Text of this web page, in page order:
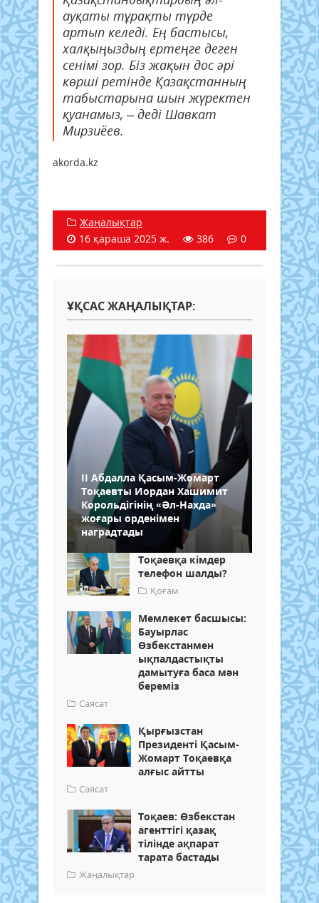
ауқаты тұрақты түрде
артып келеді. Ең бастысы,
халқыңыздың ертеңге деген
сенімі зор. Біз жақын дос әрі
көрші ретінде Қазақстанның
табыстарына шын жүректен
қуанамыз, – деді Шавкат
Мирзиёев.
akorda.kz
Жаңалықтар
16 қараша 2025 ж.
386 0
ҰҚСАС ЖАҢАЛЫҚТАР:
ІІ Абдалла Қасым-Жомарт
Тоқаевты Иордан Хашимит
Корольдігінің «Әл-Нахда»
жоғары орденімен
наградтады
Тоқаевқа кімдер
телефон шалды?
Қоғам
Мемлекет басшысы:
Бауырлас
Өзбекстанмен
ықпалдастықты
дамытуға баса мән
береміз
Саясат
Қырғызстан
Президенті Қасым-
Жомарт Тоқаевқа
алғыс айтты
Саясат
Тоқаев: Өзбекстан
агенттігі қазақ
тілінде ақпарат
тарата бастады
Жаңалықтар